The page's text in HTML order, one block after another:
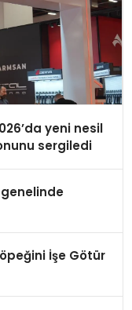
yeni nesil
sergiledi
İşe Götür